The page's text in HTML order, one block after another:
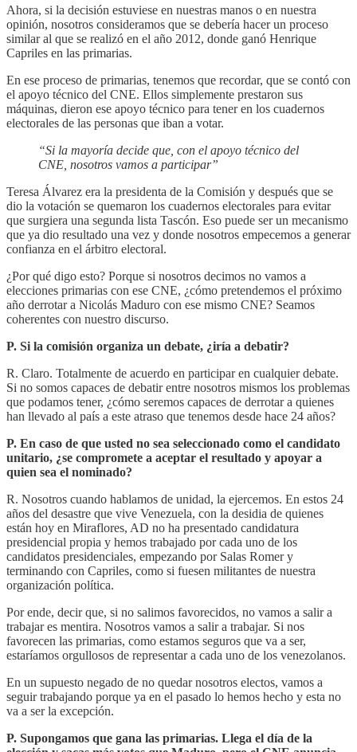
Ahora, si la decisión estuviese en nuestras manos o en nuestra
opinión, nosotros consideramos que se debería hacer un proceso
similar al que se realizó en el año 2012, donde ganó Henrique
Capriles en las primarias.
En ese proceso de primarias, tenemos que recordar, que se contó con
el apoyo técnico del CNE. Ellos simplemente prestaron sus
máquinas, dieron ese apoyo técnico para tener en los cuadernos
electorales de las personas que iban a votar.
“Si la mayoría decide que, con el apoyo técnico del
CNE, nosotros vamos a participar”
Teresa Álvarez era la presidenta de la Comisión y después que se
dio la votación se quemaron los cuadernos electorales para evitar
que surgiera una segunda lista Tascón. Eso puede ser un mecanismo
que ya dio resultado una vez y donde nosotros empecemos a generar
confianza en el árbitro electoral.
¿Por qué digo esto? Porque si nosotros decimos no vamos a
elecciones primarias con ese CNE, ¿cómo pretendemos el próximo
año derrotar a Nicolás Maduro con ese mismo CNE? Seamos
coherentes con nuestro discurso.
P. Si la comisión organiza un debate, ¿iría a debatir?
R. Claro. Totalmente de acuerdo en participar en cualquier debate.
Si no somos capaces de debatir entre nosotros mismos los problemas
que podamos tener, ¿cómo seremos capaces de derrotar a quienes
han llevado al país a este atraso que tenemos desde hace 24 años?
P. En caso de que usted no sea seleccionado como el candidato
unitario, ¿se compromete a aceptar el resultado y apoyar a
quien sea el nominado?
R. Nosotros cuando hablamos de unidad, la ejercemos. En estos 24
años del desastre que vive Venezuela, con la desidia de quienes
están hoy en Miraflores, AD no ha presentado candidatura
presidencial propia y hemos trabajado por cada uno de los
candidatos presidenciales, empezando por Salas Romer y
terminando con Capriles, como si fuesen militantes de nuestra
organización política.
Por ende, decir que, si no salimos favorecidos, no vamos a salir a
trabajar es mentira. Nosotros vamos a salir a trabajar. Si nos
favorecen las primarias, como estamos seguros que va a ser,
estaríamos orgullosos de representar a cada uno de los venezolanos.
En un supuesto negado de no quedar nosotros electos, vamos a
seguir trabajando porque ya en el pasado lo hemos hecho y esta no
va a ser la excepción.
P. Supongamos que gana las primarias. Llega el día de la